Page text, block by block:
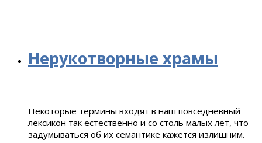
Нерукотворные храмы
Некоторые термины входят в наш повседневный
лексикон так естественно и со столь малых лет, что
задумываться об их семантике кажется излишним.